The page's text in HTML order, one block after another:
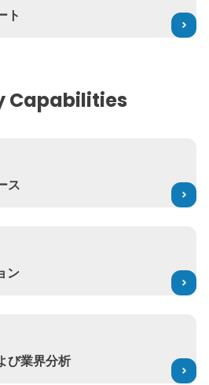
ト
Capabilities
ス
ン
び業界分析